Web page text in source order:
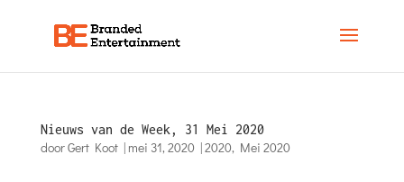
Nieuws van de Week, 31 Mei 2020
doorGert Koot| mei 31, 2020 |2020, Mei 2020